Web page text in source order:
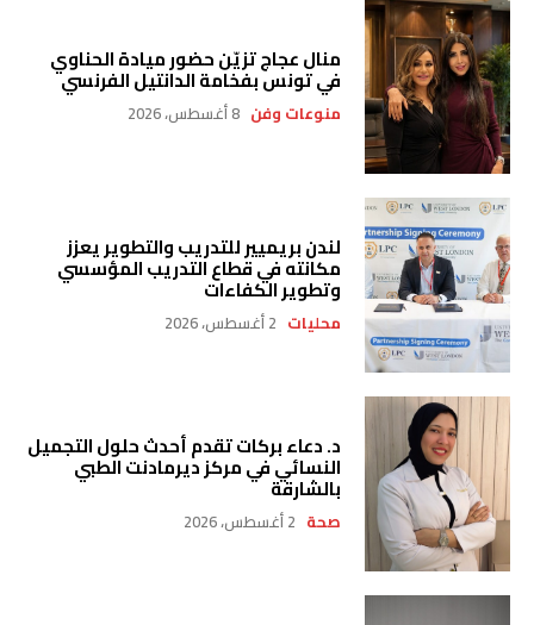
منال عجاج تزيّن حضور ميادة الحناوي
في تونس بفخامة الدانتيل الفرنسي
منوعات وفن 8 أغسطس، 2026
لندن بريميير للتدريب والتطوير يعزز
مكانته في قطاع التدريب المؤسسي
وتطوير الكفاءات
محليات 2 أغسطس، 2026
د. دعاء بركات تقدم أحدث حلول التجميل
النسائي في مركز ديرمادنت الطبي
بالشارقة
صحة 2 أغسطس، 2026